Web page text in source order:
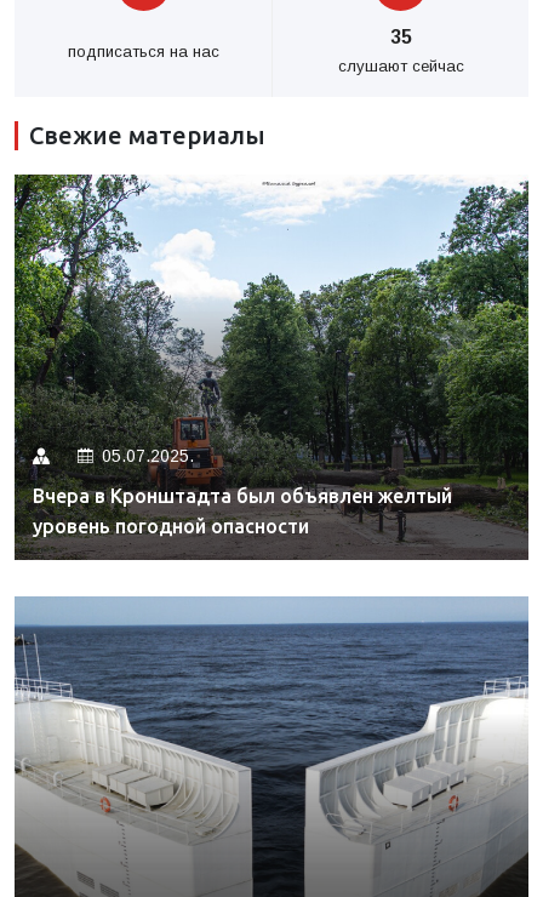
подписаться на нас
35
слушают сейчас
Свежие материалы
05.07.2025.
Вчера в Кронштадта был объявлен желтый
уровень погодной опасности